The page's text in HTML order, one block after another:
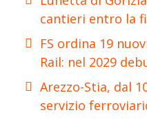
cantieri entro la
FS ordina 19
Rail: nel 2029
Arezzo-Stia, dal
servizio